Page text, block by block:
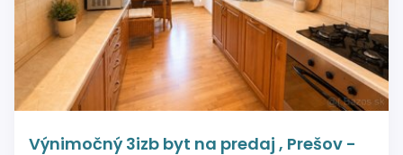
Výnimočný 3izb byt na predaj , Prešov -